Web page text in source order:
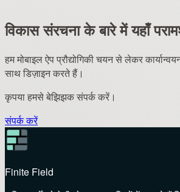
विकास संरचना के बारे में यहाँ
हम मोबाइल ऐप प्रौद्योगिकी चयन से लेकर
साथ डिज़ाइन करते हैं।
कृपया हमसे बेझिझक संपर्क करें।
संपर्क करें
Finite Field